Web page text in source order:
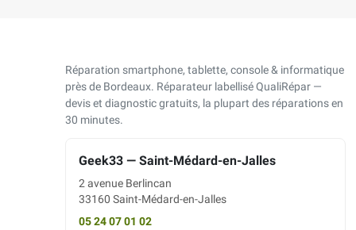
Réparation smartphone, tablette, console & informatique
près de Bordeaux. Réparateur labellisé QualiRépar —
devis et diagnostic gratuits, la plupart des réparations en
30 minutes.
Geek33 — Saint-Médard-en-Jalles
2 avenue Berlincan
33160 Saint-Médard-en-Jalles
05 24 07 01 02